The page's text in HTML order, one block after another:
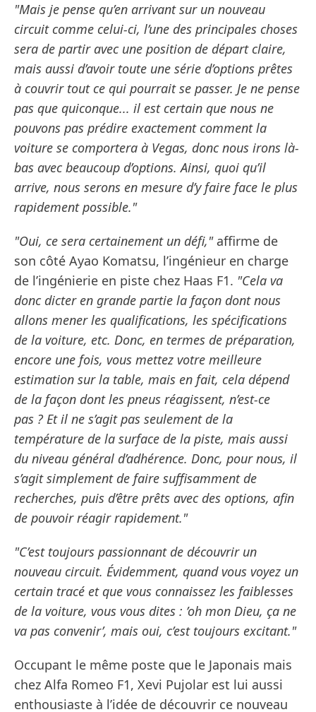
"Mais je pense qu’en arrivant sur un nouveau
circuit comme celui-ci, l’une des principales choses
sera de partir avec une position de départ claire,
mais aussi d’avoir toute une série d’options prêtes
à couvrir tout ce qui pourrait se passer. Je ne pense
pas que quiconque... il est certain que nous ne
pouvons pas prédire exactement comment la
voiture se comportera à Vegas, donc nous irons là-
bas avec beaucoup d’options. Ainsi, quoi qu’il
arrive, nous serons en mesure d’y faire face le plus
rapidement possible."
"Oui, ce sera certainement un défi,"affirme de
son côté Ayao Komatsu, l’ingénieur en charge
de l’ingénierie en piste chez Haas F1. "Cela va
donc dicter en grande partie la façon dont nous
allons mener les qualifications, les spécifications
de la voiture, etc. Donc, en termes de préparation,
encore une fois, vous mettez votre meilleure
estimation sur la table, mais en fait, cela dépend
de la façon dont les pneus réagissent, n’est-ce
pas ? Et il ne s’agit pas seulement de la
température de la surface de la piste, mais aussi
du niveau général d’adhérence. Donc, pour nous, il
s’agit simplement de faire suffisamment de
recherches, puis d’être prêts avec des options, afin
de pouvoir réagir rapidement."
"C’est toujours passionnant de découvrir un
nouveau circuit. Évidemment, quand vous voyez un
certain tracé et que vous connaissez les faiblesses
de la voiture, vous vous dites : ’oh mon Dieu, ça ne
va pas convenir’, mais oui, c’est toujours excitant."
Occupant le même poste que le Japonais mais
chez Alfa Romeo F1, Xevi Pujolar est lui aussi
enthousiaste à l’idée de découvrir ce nouveau